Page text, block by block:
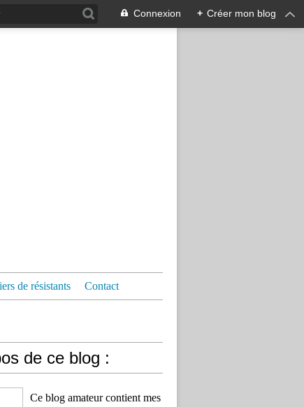
Connexion + Créer mon blog
de résistants Contact
de ce blog :
Ce blog amateur contient mes